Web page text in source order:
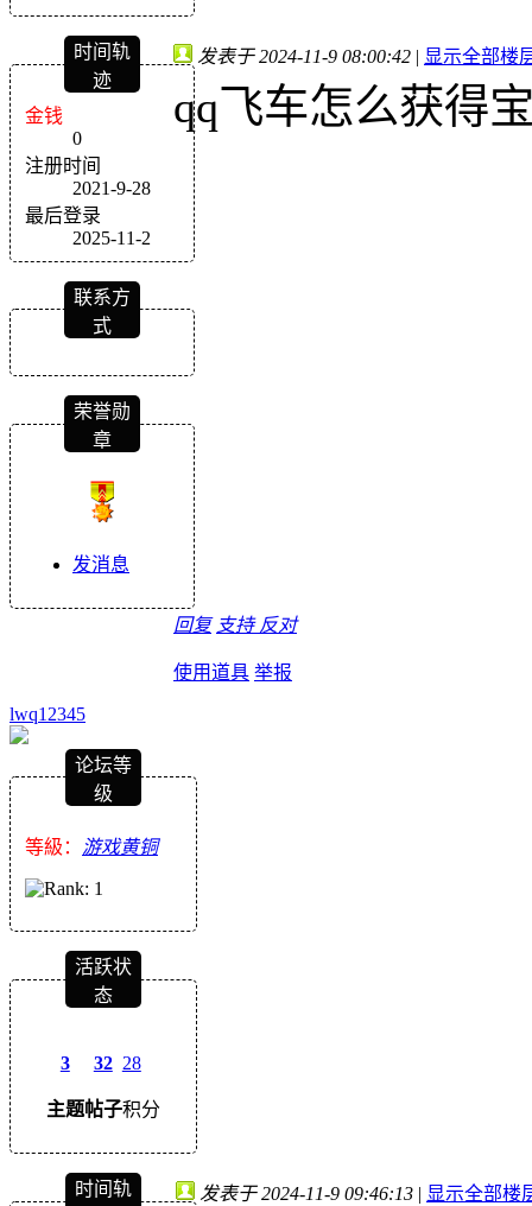
时间轨
迹
金钱
0
注册时间
2021-9-28
最后登录
2025-11-2
联系方
式
荣誉勋
章
发消息
发表于 2024-11-9 08:00:42 | 显示全部楼
qq飞车怎么获得
回复 支持 反对
使用道具 举报
lwq12345
论坛等
级
等級： 游戏黄铜
活跃状
态
3
主题
32
帖子
28
积分
时间轨
发表于 2024-11-9 09:46:13 | 显示全部楼